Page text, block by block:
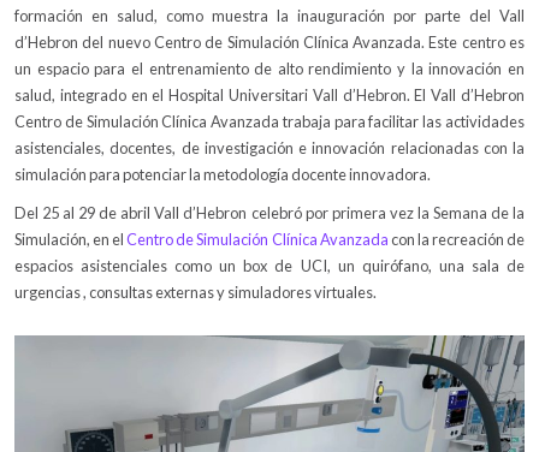
formación en salud, como muestra la inauguración por parte del Vall
d’Hebron del nuevo Centro de Simulación Clínica Avanzada. Este centro es
un espacio para el entrenamiento de alto rendimiento y la innovación en
salud, integrado en el Hospital Universitari Vall d’Hebron. El Vall d’Hebron
Centro de Simulación Clínica Avanzada trabaja para facilitar las actividades
asistenciales, docentes, de investigación e innovación relacionadas con la
simulación para potenciar la metodología docente innovadora.
Del 25 al 29 de abril Vall d’Hebron celebró por primera vez la Semana de la
Simulación, en elCentro de Simulación Clínica Avanzadacon la recreación de
espacios asistenciales como un box de UCI, un quirófano, una sala de
urgencias , consultas externas y simuladores virtuales.